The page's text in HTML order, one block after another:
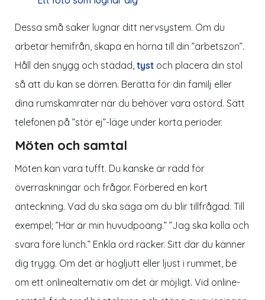
Dessa små saker lugnar ditt nervsystem. Om du
arbetar hemifrån, skapa en hörna till din ”arbetszon”.
Håll den snygg och städad, tyst och placera din stol
så att du kan se dörren. Berätta för din familj eller
dina rumskamrater när du behöver vara ostörd. Sätt
telefonen på ”stör ej”-läge under korta perioder.
Möten och samtal
Möten kan vara tufft. Du kanske är rädd för
överraskningar och frågor. Förbered en kort
anteckning. Vad du ska säga om du blir tillfrågad. Till
exempel; ”Här är min huvudpoäng.” ”Jag ska kolla och
svara före lunch.” Enkla ord räcker. Sitt där du känner
dig trygg. Om det är högljutt eller ljust i rummet, be
om ett onlinealternativ om det är möjligt. Vid online-